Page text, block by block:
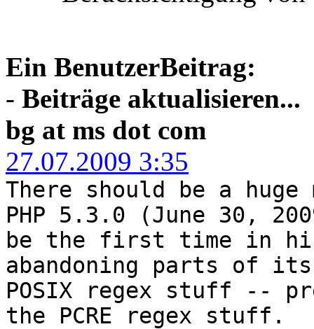
Ein BenutzerBeitrag:
- Beiträge aktualisieren...
bg at ms dot com
27.07.2009 3:35
There should be a huge
PHP 5.3.0 (June 30,
be the first time in
abandoning parts of
POSIX regex stuff --
the PCRE regex stuff.